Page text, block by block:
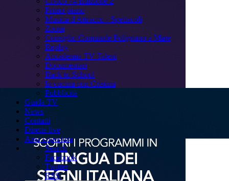
Primo piano
Musica d'Attracco - Spettacoli
Zoom
Consiglio Comunale Polignano a Mare
Replay
Accademia TV Talent
Documentari
Back to School
In cucina con Cristina
Pubblicità
Guida TV
News
Contatti
Dirette live
Area copertura
Search
Facebook
Twitter
RSS